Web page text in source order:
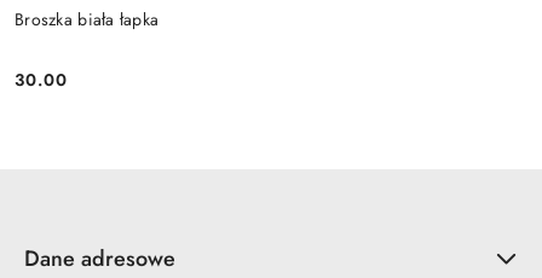
Broszka biała łapka
Cena:
30.00
Dane adresowe